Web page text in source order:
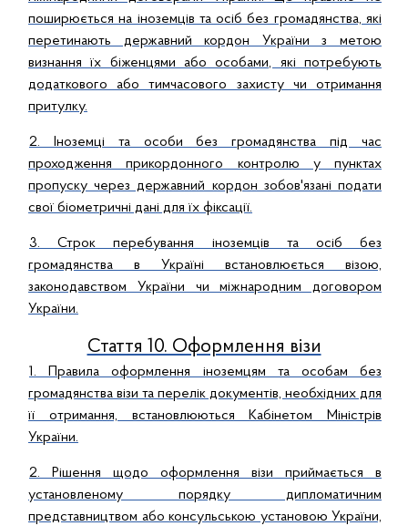
поширюється на іноземців та осіб без громадянства, які
перетинають державний кордон України з метою
визнання їх біженцями або особами, які потребують
додаткового або тимчасового захисту чи отримання
притулку.
2. Іноземці та особи без громадянства під час
проходження прикордонного контролю у пунктах
пропуску через державний кордон зобов'язані подати
свої біометричні дані для їх фіксації.
3. Строк перебування іноземців та осіб без
громадянства в Україні встановлюється візою,
законодавством України чи міжнародним договором
України.
Стаття 10. Оформлення візи
1. Правила оформлення іноземцям та особам без
громадянства візи та перелік документів, необхідних для
її отримання, встановлюються Кабінетом Міністрів
України.
2. Рішення щодо оформлення візи приймається в
установленому порядку дипломатичним
представництвом або консульською установою України,